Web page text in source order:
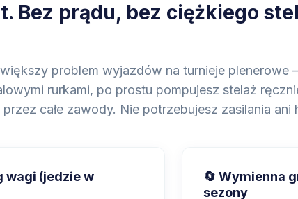
Bez prądu, bez ciężkiego
problem wyjazdów na turnieje plenerowe
rurkami, po prostu pompujesz stelaż
całe zawody. Nie potrzebujesz zasilania ani
wagi (jedzie w
🔄 Wymienna
sezony